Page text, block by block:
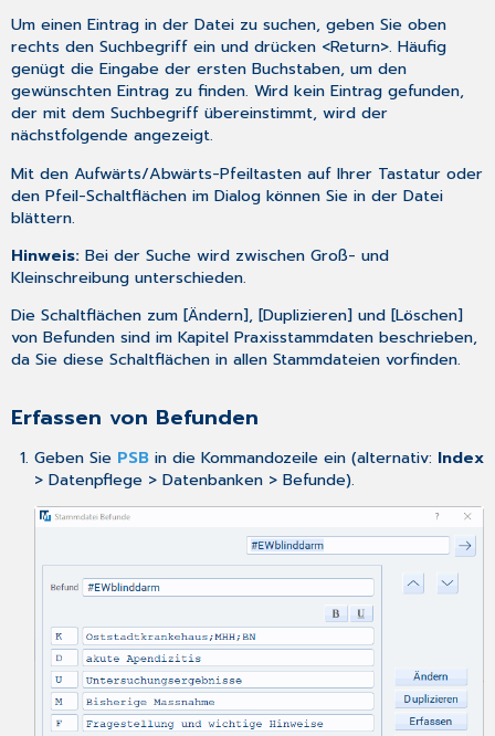
Um einen Eintrag in der Datei zu suchen, geben Sie oben
rechts den Suchbegriff ein und drücken <Return>. Häufig
genügt die Eingabe der ersten Buchstaben, um den
gewünschten Eintrag zu finden. Wird kein Eintrag gefunden,
der mit dem Suchbegriff übereinstimmt, wird der
nächstfolgende angezeigt.
Mit den Aufwärts/Abwärts-Pfeiltasten auf Ihrer Tastatur oder
den Pfeil-Schaltflächen im Dialog können Sie in der Datei
blättern.
Hinweis:Bei der Suche wird zwischen Groß- und
Kleinschreibung unterschieden.
Die Schaltflächen zum [Ändern], [Duplizieren] und [Löschen]
von Befunden sind im KapitelPraxisstammdaten beschrieben,
da Sie diese Schaltflächen in allen Stammdateien vorfinden.
Erfassen von Befunden
Geben Sie PSBin die Kommandozeile ein (alternativ: Index
> Datenpflege > Datenbanken > Befunde).